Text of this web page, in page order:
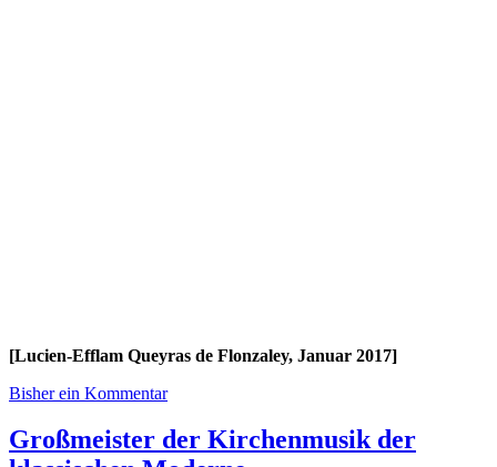
[Lucien-Efflam Queyras de Flonzaley, Januar 2017]
Bisher ein Kommentar
Großmeister der Kirchenmusik der